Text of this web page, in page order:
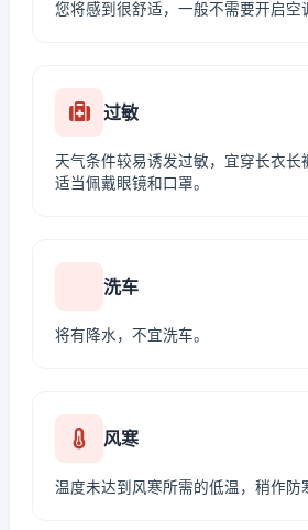
您将感到很舒适，一般不需要开启空
过敏
天气条件较易诱发过敏，宜穿长衣长
适当佩戴眼镜和口罩。
洗车
将有降水，不宜洗车。
风寒
温度未达到风寒所需的低温，稍作防